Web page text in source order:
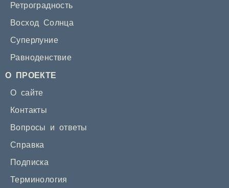
Ретроградность
Восход Солнца
Суперлуние
Равноденствие
О ПРОЕКТЕ
О сайте
Контакты
Вопросы и ответы
Справка
Подписка
Терминология